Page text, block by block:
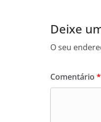
Deixe
O seu
Comentário *